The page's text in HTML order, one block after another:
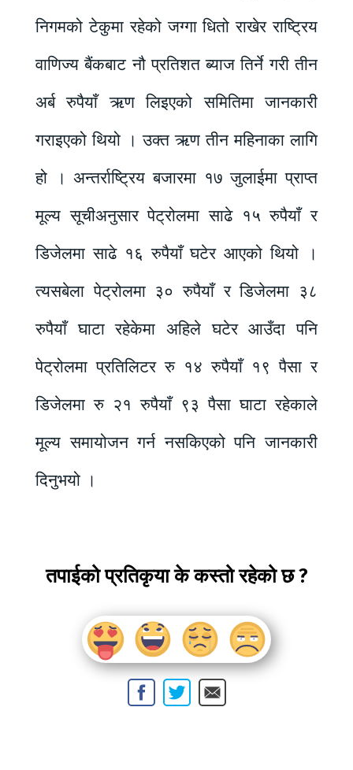
निगमको टेकुमा रहेको जग्गा धितो राखेर राष्ट्रिय
वाणिज्य बैंकबाट नौ प्रतिशत ब्याज तिर्ने गरी तीन
अर्ब रुपैयाँ ऋण लिइएको समितिमा जानकारी
गराइएको थियो । उक्त ऋण तीन महिनाका लागि
हो । अन्तर्राष्ट्रिय बजारमा १७ जुलाईमा प्राप्त
मूल्य सूचीअनुसार पेट्रोलमा साढे १५ रुपैयाँ र
डिजेलमा साढे १६ रुपैयाँ घटेर आएको थियो ।
त्यसबेला पेट्रोलमा ३० रुपैयाँ र डिजेलमा ३८
रुपैयाँ घाटा रहेकेमा अहिले घटेर आउँदा पनि
पेट्रोलमा प्रतिलिटर रु १४ रुपैयाँ १९ पैसा र
डिजेलमा रु २१ रुपैयाँ ९३ पैसा घाटा रहेकाले
मूल्य समायोजन गर्न नसकिएको पनि जानकारी
दिनुभयो ।
तपाईको प्रतिकृया के कस्तो रहेको छ ?